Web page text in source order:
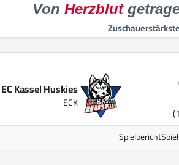
Von Herzblut
EC Kassel Huskies
ECK
Spielbericht